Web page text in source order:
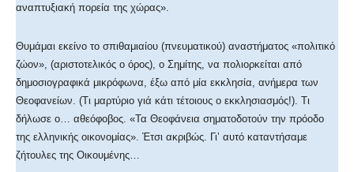
αναπτυξιακή πορεία της χώρας».
Θυμάμαι εκείνο το σπιθαμιαίου (πνευματικού) αναστήματος «πολιτικό
ζώον», (αριστοτελικός ο όρος), ο Σημίτης, να πολιορκείται από
δημοσιογραφικά μικρόφωνα, έξω από μία εκκλησία, ανήμερα των
Θεοφανείων. (Τι μαρτύριο γιά κάτι τέτοιους ο εκκλησιασμός!). Τι
δήλωσε ο… αθεόφοβος. «Τα Θεοφάνεια σηματοδοτούν την πρόοδο
της ελληνικής οικονομίας». Έτσι ακριβώς. Γιʼ αυτό καταντήσαμε
ζήτουλες της Οικουμένης…